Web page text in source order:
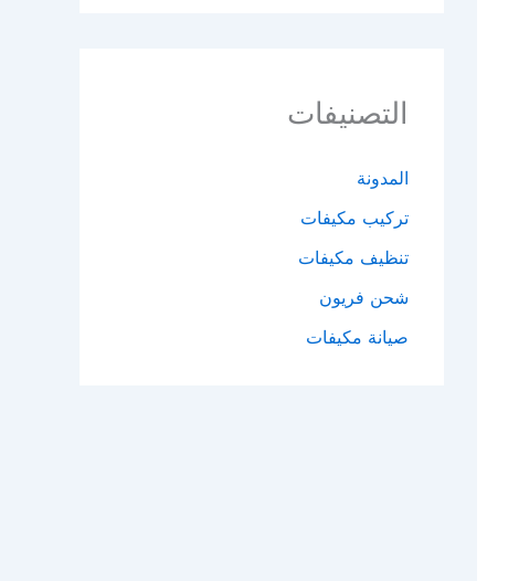
التصنيفات
المدونة
تركيب مكيفات
تنظيف مكيفات
شحن فريون
صيانة مكيفات